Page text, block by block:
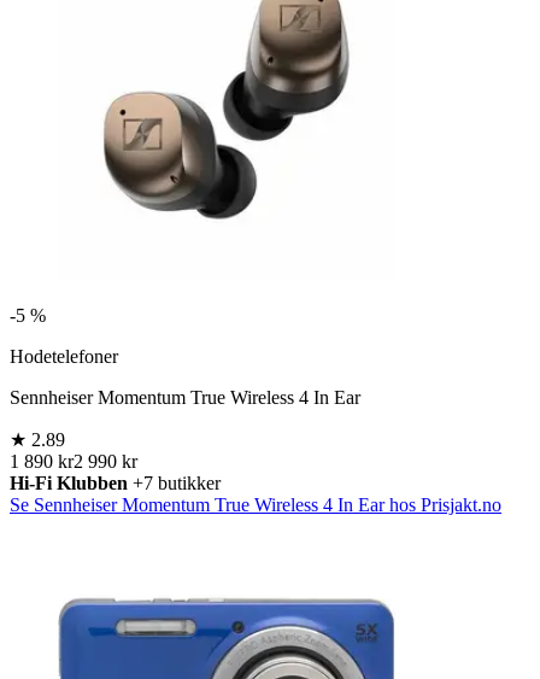
-5 %
Hodetelefoner
Sennheiser Momentum True Wireless 4 In Ear
★ 2.89
1 890 kr2 990 kr
Hi-Fi Klubben +7 butikker
Se Sennheiser Momentum True Wireless 4 In Ear hos Prisjakt.no